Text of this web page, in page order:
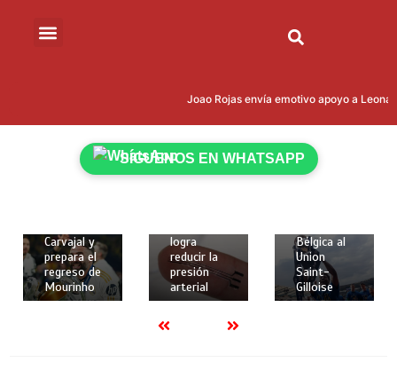
Joao Rojas envía emotivo apoyo a
SÍGUENOS EN WHATSAPP
2 mins
Carvajal y
prepara el
regreso de
Mourinho
18 de
2 mins
Crean
logra
reducir la
presión
arterial
de 2026
2 mins
Rodríguez
brilló con
gol y
Bélgica al
Union
Saint-
Gilloise